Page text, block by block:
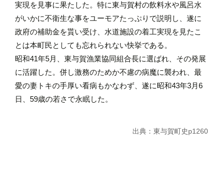
実現を見事に果たした。特に東与賀村の飲料水や風呂水
がいかに不衛生な事をユーモアたっぷりで説明し、遂に
政府の補助金を貰い受け、水道施設の着工実現を見たこ
とは本町民としても忘れられない快挙である。
昭和41年5月、東与賀漁業協同組合長に選ばれ、その発展
に活躍した。併し激務のためか不慮の病魔に襲われ、最
愛の妻トキの手厚い看病もかなわず、遂に昭和43年3月6
日、59歳の若さで永眠した。
出典：東与賀町史p1260